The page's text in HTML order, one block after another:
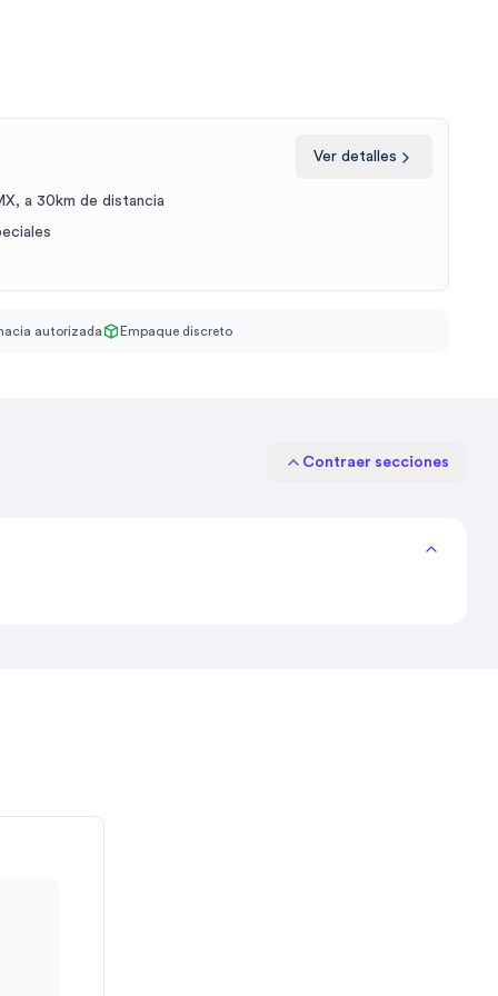
Ver detalles
a 30km de distancia
autorizada Empaque discreto
Contraer secciones